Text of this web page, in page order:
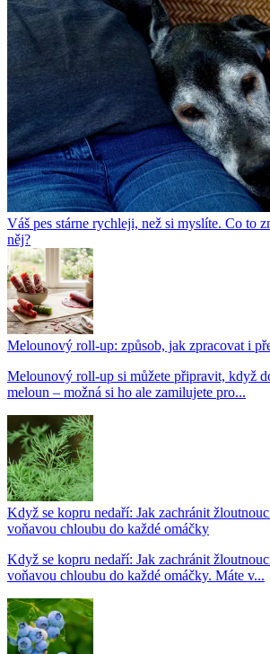
Váš pes stárne rychleji, než si myslíte. Co to
něj?
Melounový roll-up: způsob, jak zpracovat i
Melounový roll-up si můžete připravit, když
meloun – možná si ho ale zamilujete pro...
Když se kopru nedaří: Jak zachránit
voňavou chloubu do každé omáčky
Když se kopru nedaří: Jak zachránit
voňavou chloubu do každé omáčky. Máte v...